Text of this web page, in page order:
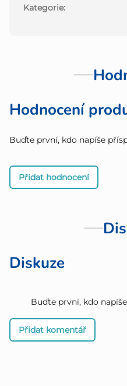
Kategorie:
Hodnocení
Buďte první, kdo napíše
Přidat hodnocení
Diskuze
Buďte první, kdo
Přidat komentář